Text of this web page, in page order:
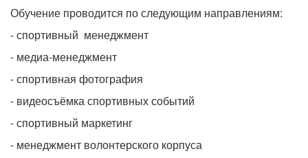
Обучение проводится по следующим направлениям:
- спортивный менеджмент
- медиа-менеджмент
- спортивная фотография
- видеосъёмка спортивных событий
- спортивный маркетинг
- менеджмент волонтерского корпуса